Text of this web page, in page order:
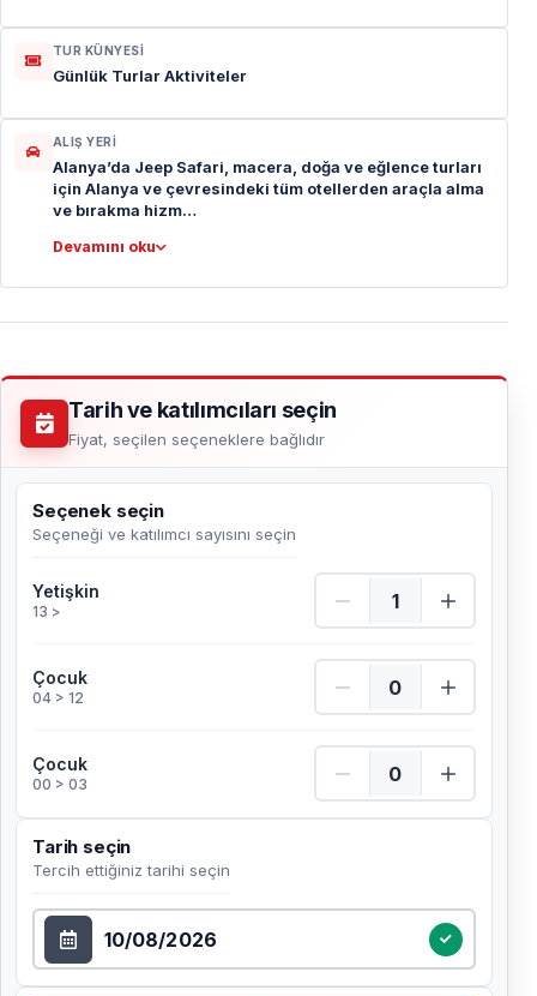
TUR KÜNYESI
Günlük Turlar Aktiviteler
ALIŞ YERI
Alanya’da Jeep Safari, macera, doğa ve eğlence turları
için Alanya ve çevresindeki tüm otellerden araçla alma
ve bırakma hizm…
Devamını oku
Tarih ve katılımcıları seçin
Fiyat, seçilen seçeneklere bağlıdır
Seçenek seçin
Seçeneği ve katılımcı sayısını seçin
Yetişkin
13 >
Yetişkin Adet
Çocuk
04 > 12
Çocuk Adet
Çocuk
00 > 03
Çocuk Adet
Tarih seçin
Tercih ettiğiniz tarihi seçin
Tarih seçin